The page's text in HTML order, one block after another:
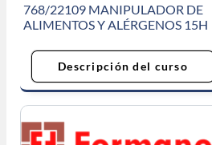
768/22109 MANIPULADOR DE
ALIMENTOS Y ALÉRGENOS 15H
Descripción del curso